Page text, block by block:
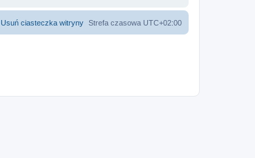
Strefa czasowa UTC+02:00
Usuń ciasteczka witryny